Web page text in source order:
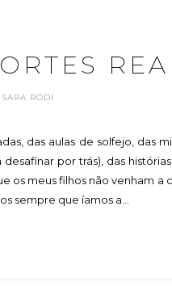
RODI
das aulas de solfejo, das
por trás), das
os meus filhos não venham a
sempre que íamos a...